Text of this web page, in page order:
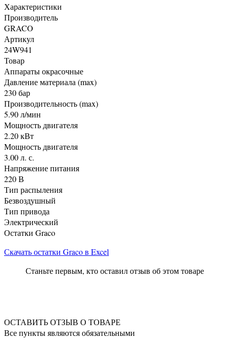
Характеристики
Производитель
GRACO
Артикул
24W941
Товар
Аппараты окрасочные
Давление материала (max)
230 бар
Производительность (max)
5.90 л/мин
Мощность двигателя
2.20 кВт
Мощность двигателя
3.00 л. с.
Напряжение питания
220 В
Тип распыления
Безвоздушный
Тип привода
Электрический
Остатки Graco
Скачать остатки Graco в Excel
Станьте первым, кто оставил отзыв об этом товаре
ОСТАВИТЬ ОТЗЫВ О ТОВАРЕ
Все пункты являются обязательными